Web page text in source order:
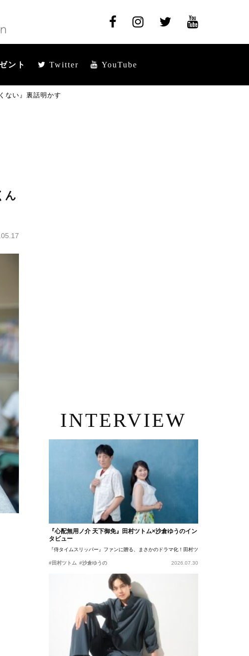
ント Twitter YouTube
ない』裏話明かす
ん
INTERVIEW
『心配無用ノ介 天下御免』田村ツトム×沙倉ゆうのイン
タビュー
『侍タイムスリッパー』ファンに贈る、まさかのドラマ化！田村ツトム×沙倉ゆうのが語
#田村ツトム #沙倉ゆうの 2026.07.30